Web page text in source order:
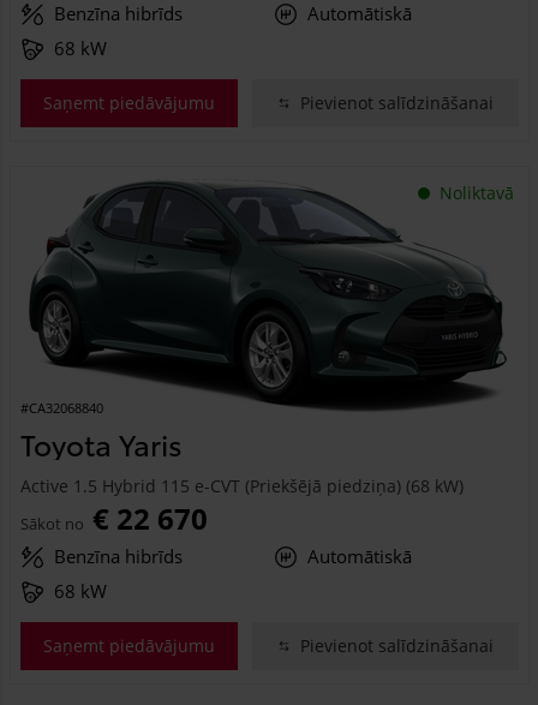
Benzīna hibrīds
Automātiskā
68 kW
Saņemt piedāvājumu Pievienot salīdzināšanai
Noliktavā
#CA32068840
Toyota Yaris
Active 1.5 Hybrid 115 e-CVT (Priekšējā piedziņa) (68 kW)
Sākot no € 22 670
Benzīna hibrīds
Automātiskā
68 kW
Saņemt piedāvājumu Pievienot salīdzināšanai